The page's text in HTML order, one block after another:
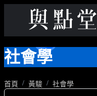
社會學
首頁 黃駿 社會學